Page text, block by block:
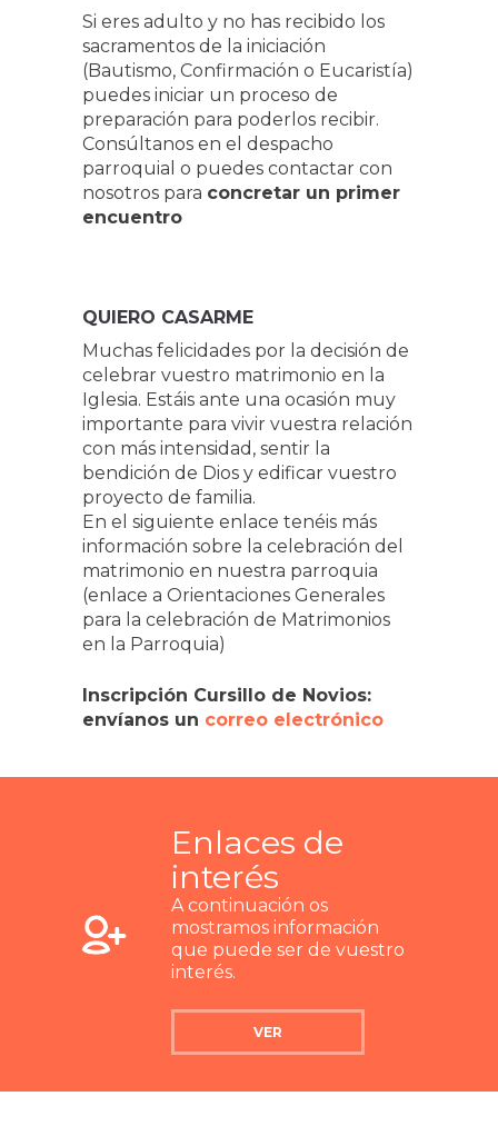
Si eres adulto y no has recibido los
sacramentos de la iniciación
(Bautismo, Confirmación o Eucaristía)
puedes iniciar un proceso de
preparación para poderlos recibir.
Consúltanos en el despacho
parroquial o puedes contactar con
nosotros para concretar un primer
encuentro
QUIERO CASARME
Muchas felicidades por la decisión de
celebrar vuestro matrimonio en la
Iglesia. Estáis ante una ocasión muy
importante para vivir vuestra relación
con más intensidad, sentir la
bendición de Dios y edificar vuestro
proyecto de familia.
En el siguiente enlace tenéis más
información sobre la celebración del
matrimonio en nuestra parroquia
(enlace a Orientaciones Generales
para la celebración de Matrimonios
en la Parroquia)
Inscripción Cursillo de Novios:
envíanos un correo electrónico
Enlaces de
interés
A continuación os
mostramos información
que puede ser de vuestro
interés.
VER